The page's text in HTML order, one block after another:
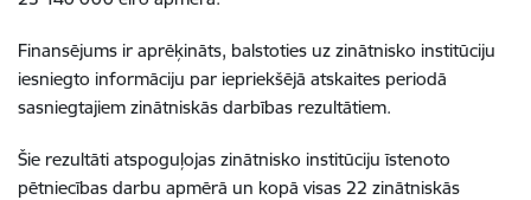
Finansējums ir aprēķināts, balstoties uz zinātnisko institūciju
iesniegto informāciju par iepriekšējā atskaites periodā
sasniegtajiem zinātniskās darbības rezultātiem.
Šie rezultāti atspoguļojas zinātnisko institūciju īstenoto
pētniecības darbu apmērā un kopā visas 22 zinātniskās